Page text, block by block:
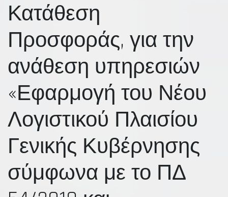
Κατάθεση
Προσφοράς, για την
ανάθεση υπηρεσιών
«Εφαρμογή του Νέου
Λογιστικού Πλαισίου
Γενικής Κυβέρνησης
σύμφωνα με το ΠΔ